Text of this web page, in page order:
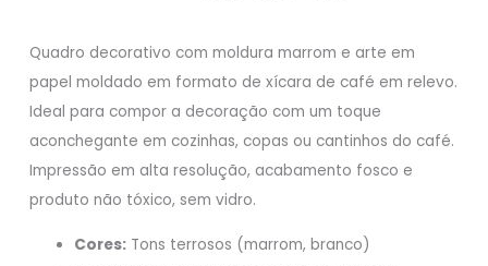
Quadro decorativo com moldura marrom e arte em
papel moldado em formato de xícara de café em relevo.
Ideal para compor a decoração com um toque
aconchegante em cozinhas, copas ou cantinhos do café.
Impressão em alta resolução, acabamento fosco e
produto não tóxico, sem vidro.
Cores: Tons terrosos (marrom, branco)